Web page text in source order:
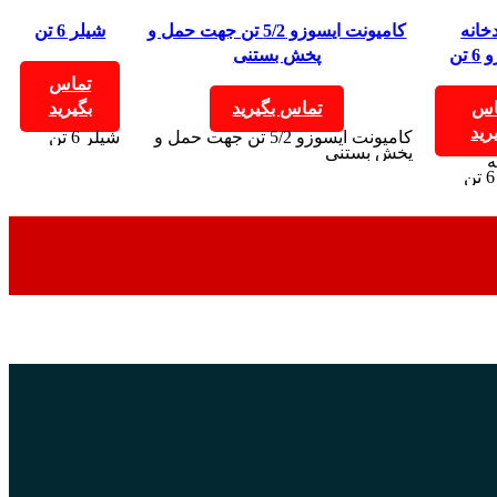
تن
کامیونت ایسوزو 5/2 تن جهت حمل و
پخش بستنی
تماس بگیرید
کامیونت ایسوزو 5/2 تن جهت حمل و
پخش بستنی
شیلر 6 تن
تماس
بگیرید
شیلر 6 تن